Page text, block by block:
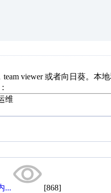
team viewer 或者向日葵。
维
... [868]